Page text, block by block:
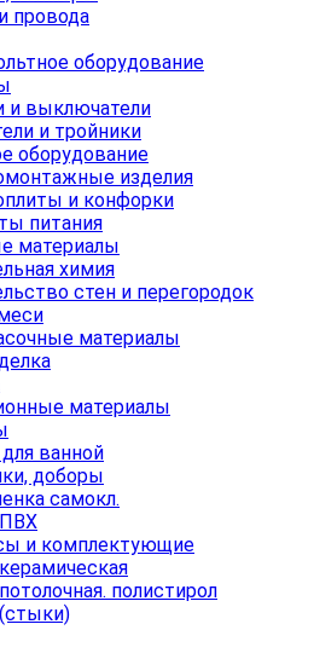
провода
оборудование
и выключатели
и тройники
оборудование
изделия
и конфорки
питания
материалы
химия
стен и перегородок
материалы
материалы
ванной
доборы
самокл.
и комплектующие
полистирол